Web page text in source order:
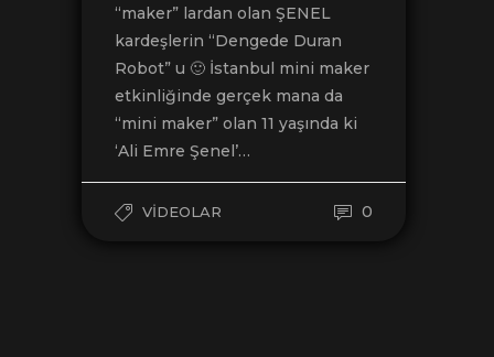
“maker” lardan olan ŞENEL
kardeşlerin “Dengede Duran
Robot” u 🙂 İstanbul mini maker
etkinliğinde gerçek mana da
“mini maker” olan 11 yaşında ki
‘Ali Emre Şenel’…
VIDEOLAR 0